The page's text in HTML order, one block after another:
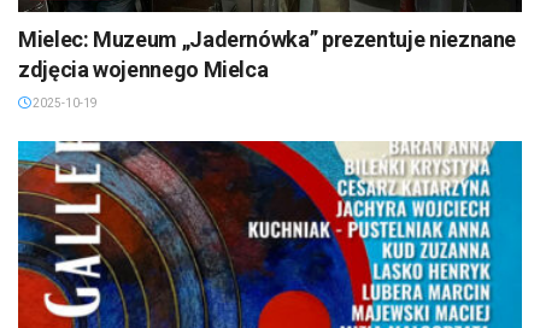
Mielec: Muzeum „Jadernówka” prezentuje nieznane
zdjęcia wojennego Mielca
2025-10-19